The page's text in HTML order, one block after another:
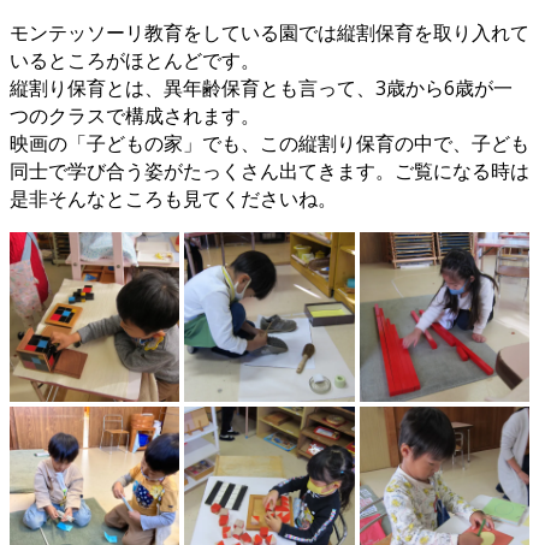
モンテッソーリ教育をしている園では縦割保育を取り入れて
いるところがほとんどです。
縦割り保育とは、異年齢保育とも言って、3歳から6歳が一
つのクラスで構成されます。
映画の「子どもの家」でも、この縦割り保育の中で、子ども
同士で学び合う姿がたっくさん出てきます。ご覧になる時は
是非そんなところも見てくださいね。